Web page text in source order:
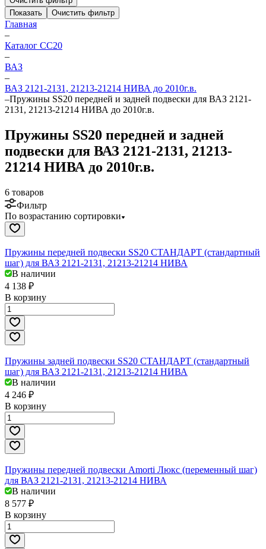
Показать
Очистить фильтр
Главная
–
Каталог CC20
–
ВАЗ
–
ВАЗ 2121-2131, 21213-21214 НИВА до 2010г.в.
–Пружины SS20 передней и задней подвески для ВАЗ 2121-
2131, 21213-21214 НИВА до 2010г.в.
Пружины SS20 передней и задней
подвески для ВАЗ 2121-2131, 21213-
21214 НИВА до 2010г.в.
6 товаров
Фильтр
По возрастанию сортировки
Пружины передней подвески SS20 СТАНДАРТ (стандартный
шаг) для ВАЗ 2121-2131, 21213-21214 НИВА
В наличии
4 138 ₽
В корзину
Пружины задней подвески SS20 СТАНДАРТ (стандартный
шаг) для ВАЗ 2121-2131, 21213-21214 НИВА
В наличии
4 246 ₽
В корзину
Пружины передней подвески Amorti Люкс (переменный шаг)
для ВАЗ 2121-2131, 21213-21214 НИВА
В наличии
8 577 ₽
В корзину